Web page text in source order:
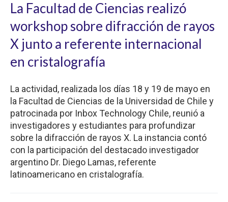
CARRERAS
POSTGRADOS
INVESTIGACIÓN
ESTUDIANTES ACADÉMICOS
FUNCIONARIOS EGRESADOS
La Facultad de Ciencias realizó
workshop sobre difracción de rayos
X junto a referente internacional
en cristalografía
La actividad, realizada los días 18 y 19 de mayo en
la Facultad de Ciencias de la Universidad de Chile y
patrocinada por Inbox Technology Chile, reunió a
investigadores y estudiantes para profundizar
sobre la difracción de rayos X. La instancia contó
con la participación del destacado investigador
argentino Dr. Diego Lamas, referente
latinoamericano en cristalografía.